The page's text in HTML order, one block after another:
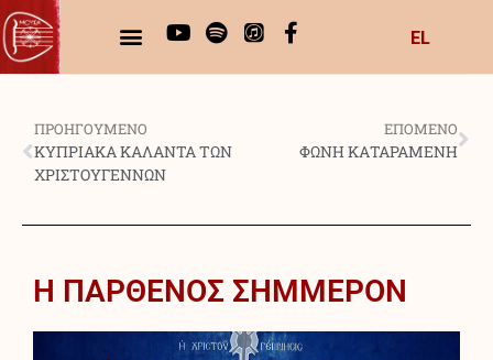
EL
ΠΡΟΗΓΟΥΜΕΝΟ
ΚΥΠΡΙΑΚΑ ΚΑΛΑΝΤΑ ΤΩΝ
ΧΡΙΣΤΟΥΓΕΝΝΩΝ
ΕΠΟΜΕΝΟ
ΦΩΝΗ ΚΑΤΑΡΑΜΕΝΗ
Η ΠΑΡΘΕΝΟΣ ΣΗΜΜΕΡΟΝ